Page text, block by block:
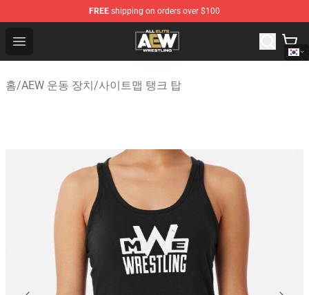
FREE shipping on orders over $100
Open menu
Aew Shop ⚡️ Official Aew Merchandise Store
홈/AEW 운동 장치/사이트맵 탱크 탑